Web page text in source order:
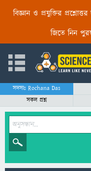
বিজ্ঞান ও প্রযুক্তির
জিতে নিন
সদস্যঃ Rochana Das
সকল প্রশ্ন